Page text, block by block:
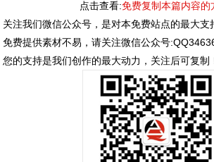
点击查看:免费复制本篇内容的
关注我们微信公众号，是对本免费站点的最大支
免费提供素材不易，请关注微信公众号
您的支持是我们创作的最大动力，关注后可复制